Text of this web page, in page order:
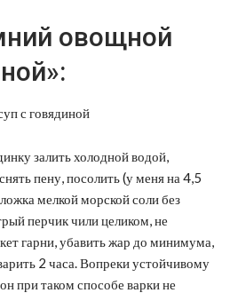
овощной
залить холодной водой,
пену, посолить (у меня на 4,5
мелкой морской соли без
перчик чили целиком, не
гарни, убавить жар до минимума,
2 часа. Вопреки устойчивому
при таком способе варки не